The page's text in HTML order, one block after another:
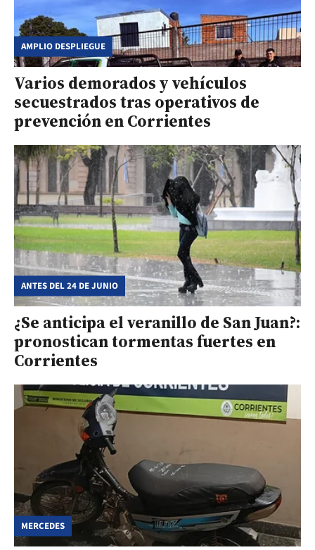
AMPLIO DESPLIEGUE
Varios demorados y vehículos
secuestrados tras operativos de
prevención en Corrientes
ANTES DEL 24 DE JUNIO
¿Se anticipa el veranillo de San Juan?:
pronostican tormentas fuertes en
Corrientes
MERCEDES